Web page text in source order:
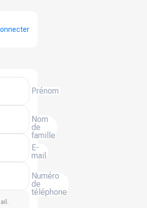
Prénom
Nom
de
famille
E-
mail
Numéro
de
téléphone